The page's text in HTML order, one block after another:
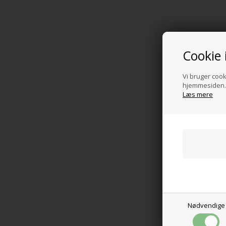
Vi bruger
Læs mere
Nødvendige